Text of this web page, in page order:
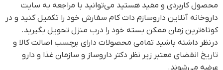
محصول کاربردی و مفید هستید می‌توانید با مراجعه به سایت
داروخانه آنلاین داروسازم دات کام سفارش خود را تکمیل کنید و در
کوتاه‌ترین زمان ممکن بسته خود را درب منزل تحویل بگیرید.
درنظر داشته باشید تمامی محصولات دارای برچسب اصالت کالا و
تاریخ انقضای معتبر زیر نظر دکتر داروساز و سازمان غذا و دارو
عرضه می‌شوند.